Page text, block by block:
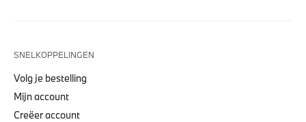
SNELKOPPELINGEN
Volg je bestelling
Mijn account
Creëer account